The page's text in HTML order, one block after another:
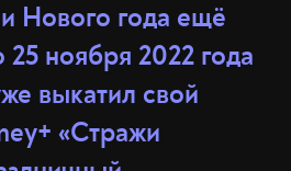
Нового года ещё
25 ноября 2022 года
выкатил свой
«Стражи